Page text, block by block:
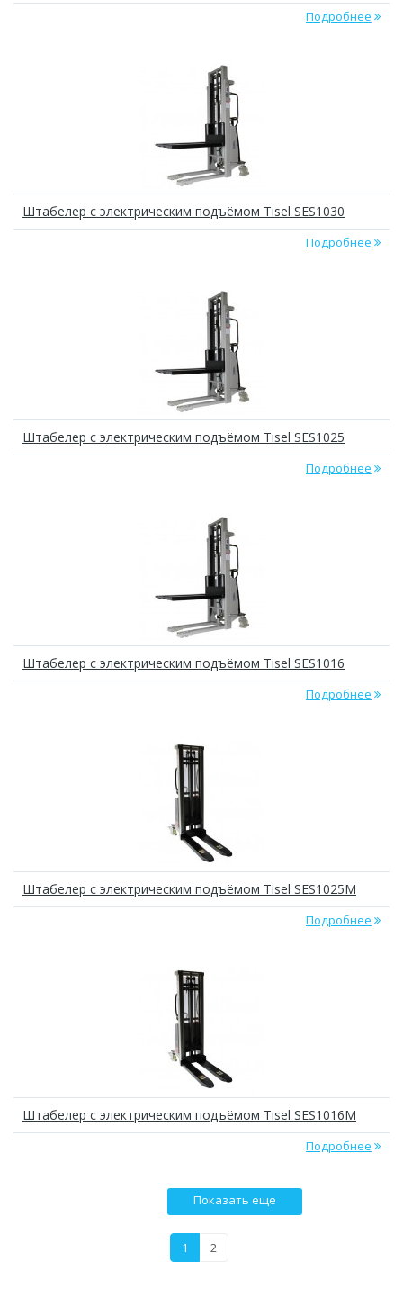
Подробнее
Штабелер с электрическим подъёмом Tisel SES1030
Подробнее
Штабелер с электрическим подъёмом Tisel SES1025
Подробнее
Штабелер с электрическим подъёмом Tisel SES1016
Подробнее
Штабелер с электрическим подъёмом Tisel SES1025M
Подробнее
Штабелер с электрическим подъёмом Tisel SES1016M
Подробнее
Показать еще
1 2